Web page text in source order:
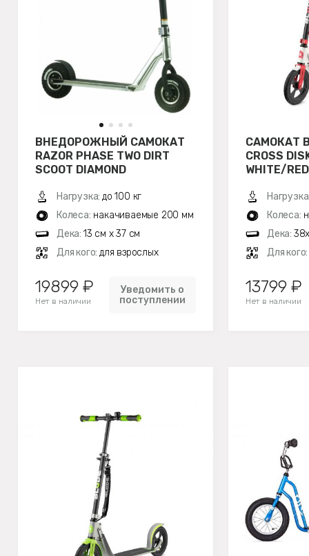
ВНЕДОРОЖНЫЙ САМОКАТ
RAZOR PHASE TWO DIRT
SCOOT DIAMOND
Нагрузка: до 100 кг
Колеса: накачиваемые 200 мм
Дека: 13 см х 37 см
Для кого: для взрослых
19899 ₽
Нет в наличии
Уведомить о
поступлении
САМОКАТ
CROSS
WHITE/RED
Колеса:
Дека:
Для кого:
13799 ₽
Нет в наличии